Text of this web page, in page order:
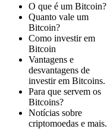
O que é um Bitcoin?
Quanto vale um
Bitcoin?
Como investir em
Bitcoin
Vantagens e
desvantagens de
investir em Bitcoins.
Para que servem os
Bitcoins?
Notícias sobre
criptomoedas e mais.